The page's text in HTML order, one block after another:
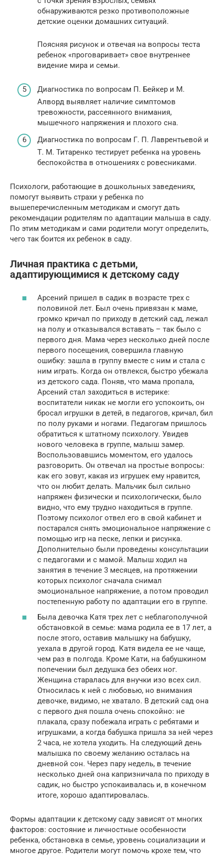
обнаруживаются резко противоположные
детские оценки домашних ситуаций.
Поясняя рисунок и отвечая на вопросы теста
ребенок «проговаривает» свое внутреннее
видение мира и семьи.
Диагностика по вопросам П. Бейкер и М.
Алворд выявляет наличие симптомов
тревожности, рассеянного внимания,
мышечного напряжения и плохого сна.
Диагностика по вопросам Г. П. Лаврентьевой и
Т. М. Титаренко тестирует ребенка на уровень
беспокойства в отношениях с ровесниками.
Психологи, работающие в дошкольных заведениях,
помогут выявить страхи у ребенка по
вышеперечисленным методикам и смогут дать
рекомендации родителям по адаптации малыша в саду.
По этим методикам и сами родители могут определить,
чего так боится их ребенок в саду.
Личная практика с детьми,
адаптирующимися к детскому саду
Арсений пришел в садик в возрасте трех с
половиной лет. Был очень привязан к маме,
громко кричал по приходу в детский сад, лежал
на полу и отказывался вставать – так было с
первого дня. Мама через несколько дней после
первого посещения, совершила главную
ошибку: зашла в группу вместе с ним и стала с
ним играть. Когда он отвлекся, быстро убежала
из детского сада. Поняв, что мама пропала,
Арсений стал заходиться в истерике:
воспитатели никак не могли его успокоить, он
бросал игрушки в детей, в педагогов, кричал, бил
по полу руками и ногами. Педагогам пришлось
обратиться к штатному психологу. Увидев
нового человека в группе, малыш замер.
Воспользовавшись моментом, его удалось
разговорить. Он отвечал на простые вопросы:
как его зовут, какая из игрушек ему нравится,
что он любит делать. Мальчик был сильно
напряжен физически и психологически, было
видно, что ему трудно находиться в группе.
Поэтому психолог отвел его в свой кабинет и
постарался снять эмоциональное напряжение с
помощью игр на песке, лепки и рисунка.
Дополнительно были проведены консультации
с педагогами и с мамой. Малыш ходил на
занятия в течение 3 месяцев, на протяжении
которых психолог сначала снимал
эмоциональное напряжение, а потом проводил
постепенную работу по адаптации его в группе.
Была девочка Катя трех лет с неблагополучной
обстановкой в семье: мама родила ее в 17 лет, а
после этого, оставив малышку на бабушку,
уехала в другой город. Катя видела ее не чаще,
чем раз в полгода. Кроме Кати, на бабушкином
попечении был дедушка без обеих ног.
Женщина старалась для внучки изо всех сил.
Относилась к ней с любовью, но внимания
девочке, видимо, не хватало. В детский сад она
с первого дня пошла очень спокойно: не
плакала, сразу побежала играть с ребятами и
игрушками, а когда бабушка пришла за ней через
2 часа, не хотела уходить. На следующий день
малышка по своему желанию осталась на
дневной сон. Через пару недель, в течение
несколько дней она капризничала по приходу в
садик, но быстро успокаивалась и, в конечном
итоге, хорошо адаптировалась.
Формы адаптации к детскому саду зависят от многих
факторов: состояние и личностные особенности
ребенка, обстановка в семье, уровень социализации и
многое другое. Родители могут помочь крохе тем, что